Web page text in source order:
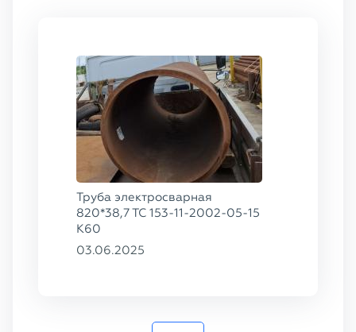
Труба электросварная
820*38,7 ТС 153-11-2002-05-15
К60
03.06.2025